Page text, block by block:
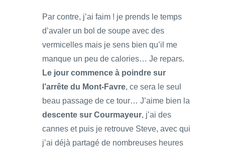
Par contre, j’ai faim ! je prends le temps
d’avaler un bol de soupe avec des
vermicelles mais je sens bien qu’il me
manque un peu de calories… Je repars.
Le jour commence à poindre sur
l’arrête du Mont-Favre, ce sera le seul
beau passage de ce tour… J’aime bien la
descente sur Courmayeur, j’ai des
cannes et puis je retrouve Steve, avec qui
j’ai déjà partagé de nombreuses heures